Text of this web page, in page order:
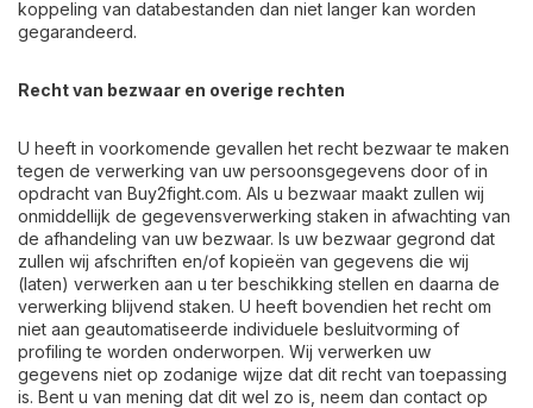
koppeling van databestanden dan niet langer kan worden
gegarandeerd.
Recht van bezwaar en overige rechten
U heeft in voorkomende gevallen het recht bezwaar te maken
tegen de verwerking van uw persoonsgegevens door of in
opdracht van Buy2fight.com. Als u bezwaar maakt zullen wij
onmiddellijk de gegevensverwerking staken in afwachting van
de afhandeling van uw bezwaar. Is uw bezwaar gegrond dat
zullen wij afschriften en/of kopieën van gegevens die wij
(laten) verwerken aan u ter beschikking stellen en daarna de
verwerking blijvend staken. U heeft bovendien het recht om
niet aan geautomatiseerde individuele besluitvorming of
profiling te worden onderworpen. Wij verwerken uw
gegevens niet op zodanige wijze dat dit recht van toepassing
is. Bent u van mening dat dit wel zo is, neem dan contact op